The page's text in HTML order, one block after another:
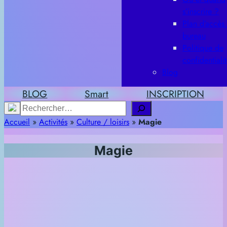
s’inscrire ?
Plan
bureau
Politique de
Blog
BLOG Smart INSCRIPTION
Rechercher
Accueil » Activités » Culture / loisirs » Magie
Magie